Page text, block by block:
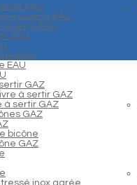
EAU
à sertir EAU
à sertir EAU
EAU
EAU
EAU
GAZ
à sertir GAZ
à sertir GAZ
GAZ
bicône
GAZ
tressé inox agrée